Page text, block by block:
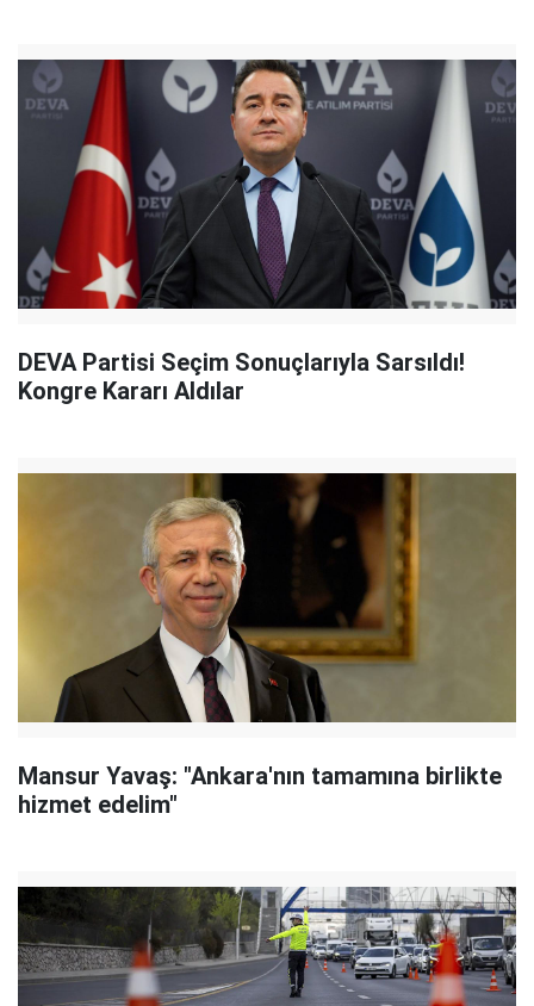
DEVA Partisi Seçim Sonuçlarıyla Sarsıldı!
Kongre Kararı Aldılar
Mansur Yavaş: "Ankara'nın tamamına birlikte
hizmet edelim"